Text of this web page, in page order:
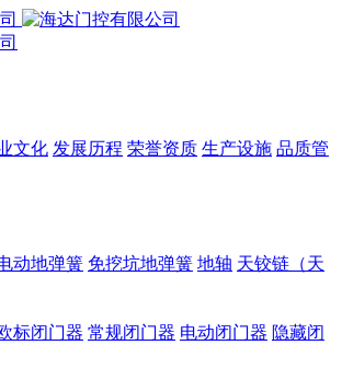
文化 发展历程 荣誉资质 生产设施 品质管
动地弹簧 免挖坑地弹簧 地轴 天铰链（天
标闭门器 常规闭门器 电动闭门器 隐藏闭